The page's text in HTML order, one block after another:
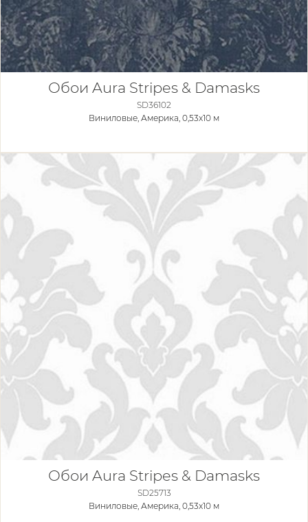
Обои Aura Stripes & Damasks
SD36102
Виниловые, Америка, 0,53x10 м
Обои Aura Stripes & Damasks
SD25713
Виниловые, Америка, 0,53x10 м